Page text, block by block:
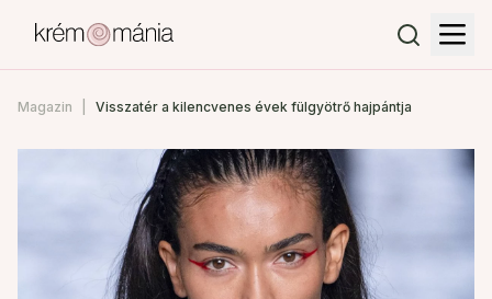
Magazin Visszatér a kilencvenes évek fülgyötrő hajpántja